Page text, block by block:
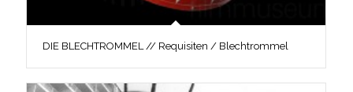
DIE BLECHTROMMEL // Requisiten / Blechtrommel